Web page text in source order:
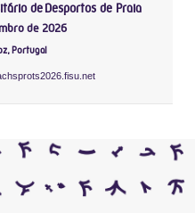
de Desportos de Praia
de 2026
Portugal